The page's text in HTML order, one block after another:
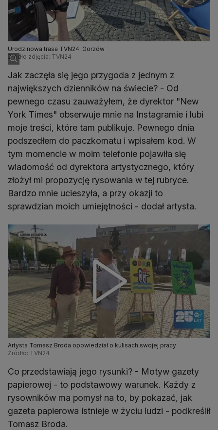
Urodzinowa trasa TVN24. Gorzów
Źródło zdjęcia: TVN24
Jak zaczęła się jego przygoda z jednym z
największych dzienników na świecie? - Od
pewnego czasu zauważyłem, że dyrektor "New
York Times" obserwuje mnie na Instagramie i lubi
moje treści, które tam publikuje. Pewnego dnia
podszedłem do paczkomatu i wpisałem kod. W
tym momencie w moim telefonie pojawiła się
wiadomość od dyrektora artystycznego, który
złożył mi propozycję rysowania w tej rubryce.
Bardzo mnie ucieszyła, a przy okazji to
sprawdzian moich umiejętności - dodał artysta.
Artysta Tomasz Broda opowiedział o kulisach swojej pracy
Źródło: TVN24
Co przedstawiają jego rysunki? - Motyw gazety
papierowej - to podstawowy warunek. Każdy z
rysowników ma pomysł na to, by pokazać, jak
gazeta papierowa istnieje w życiu ludzi - podkreślił
Tomasz Broda.